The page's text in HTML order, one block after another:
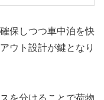
保しつつ車中泊を快
ウト設計が鍵となり
を分けることで荷物